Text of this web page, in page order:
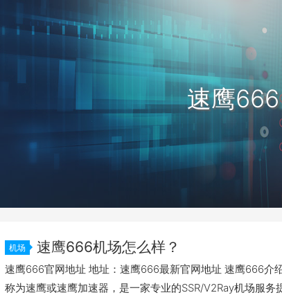
速鹰666
机场 速鹰666机场怎么样？
速鹰666官网地址 地址：速鹰666最新官网地址 速鹰666介
称为速鹰或速鹰加速器，是一家专业的SSR/V2Ray机场服务